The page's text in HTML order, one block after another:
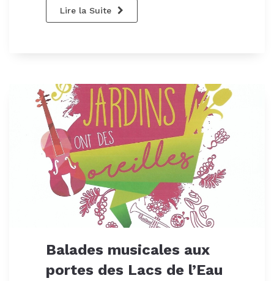
Lire la Suite
Balades musicales aux
portes des Lacs de l’Eau